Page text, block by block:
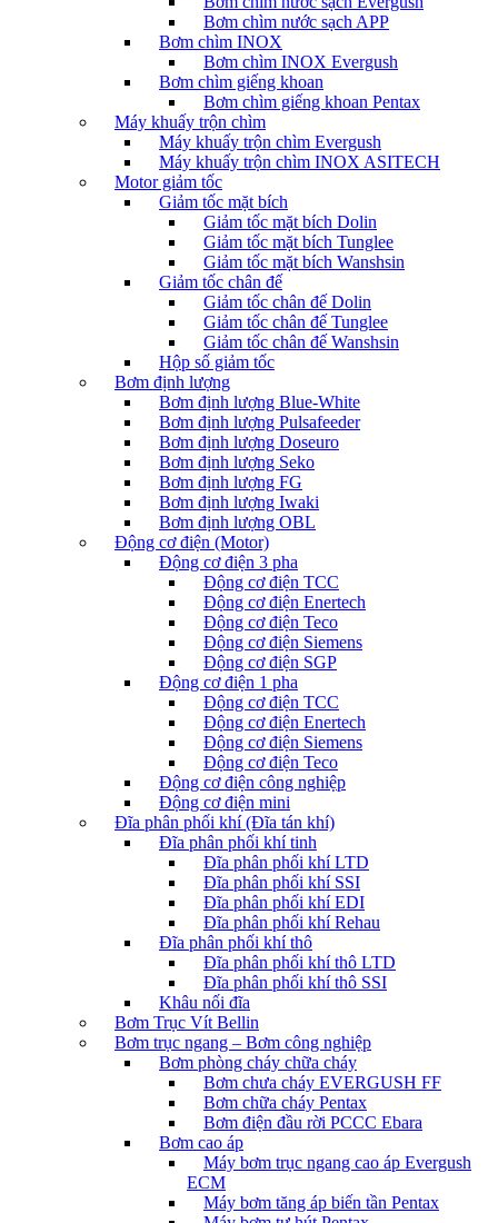
Bơm chìm nước sạch APP
Bơm chìm INOX
Bơm chìm INOX Evergush
Bơm chìm giếng khoan
Bơm chìm giếng khoan Pentax
Máy khuấy trộn chìm
Máy khuấy trộn chìm Evergush
Máy khuấy trộn chìm INOX ASITECH
Motor giảm tốc
Giảm tốc mặt bích
Giảm tốc mặt bích Dolin
Giảm tốc mặt bích Tunglee
Giảm tốc mặt bích Wanshsin
Giảm tốc chân đế
Giảm tốc chân đế Dolin
Giảm tốc chân đế Tunglee
Giảm tốc chân đế Wanshsin
Hộp số giảm tốc
Bơm định lượng
Bơm định lượng Blue-White
Bơm định lượng Pulsafeeder
Bơm định lượng Doseuro
Bơm định lượng Seko
Bơm định lượng FG
Bơm định lượng Iwaki
Bơm định lượng OBL
Động cơ điện (Motor)
Động cơ điện 3 pha
Động cơ điện TCC
Động cơ điện Enertech
Động cơ điện Teco
Động cơ điện Siemens
Động cơ điện SGP
Động cơ điện 1 pha
Động cơ điện TCC
Động cơ điện Enertech
Động cơ điện Siemens
Động cơ điện Teco
Động cơ điện công nghiệp
Động cơ điện mini
Đĩa phân phối khí (Đĩa tán khí)
Đĩa phân phối khí tinh
Đĩa phân phối khí LTD
Đĩa phân phối khí SSI
Đĩa phân phối khí EDI
Đĩa phân phối khí Rehau
Đĩa phân phối khí thô
Đĩa phân phối khí thô LTD
Đĩa phân phối khí thô SSI
Khâu nối đĩa
Bơm Trục Vít Bellin
Bơm trục ngang – Bơm công nghiệp
Bơm phòng cháy chữa cháy
Bơm chưa cháy EVERGUSH FF
Bơm chữa cháy Pentax
Bơm điện đầu rời PCCC Ebara
Bơm cao áp
Máy bơm trục ngang cao áp Evergush
ECM
Máy bơm tăng áp biến tần Pentax